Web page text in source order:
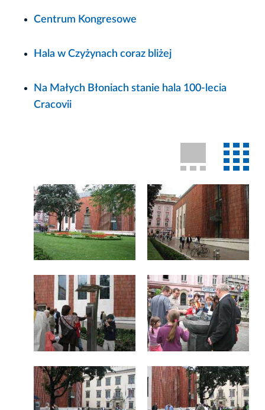
Centrum Kongresowe
Hala w Czyżynach coraz bliżej
Na Małych Błoniach stanie hala 100-lecia
Cracovii